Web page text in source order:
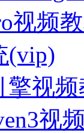
视频
(vip)
擎视
视